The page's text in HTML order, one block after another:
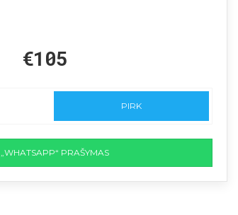
€105
PIRK
„WHATSAPP“ PRAŠYMAS